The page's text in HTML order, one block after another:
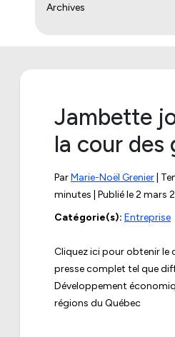
Archives
Jambette
la cour des
ParMarie-Noël Grenier |
minutes | Publié le2 mars
Catégorie(s): Entreprise
Cliquez ici pour obtenir le
presse complet tel que
Développement
régions du Québec